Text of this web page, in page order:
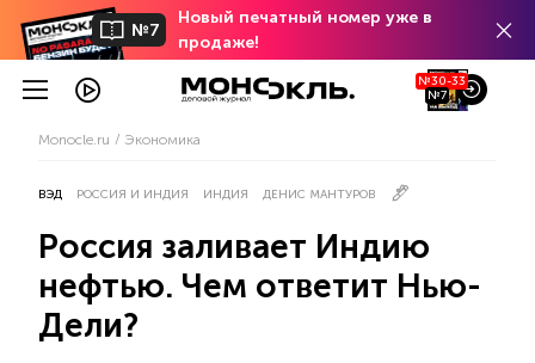
№7
Новый печатный номер уже в
продаже!
№30-33
№7
Monocle.ru Экономика
ВЭД РОССИЯ И ИНДИЯ ИНДИЯ ДЕНИС МАНТУРОВ
Россия заливает Индию
нефтью. Чем ответит Нью-
Дели?